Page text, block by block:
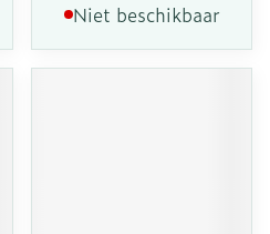
Niet beschikbaar